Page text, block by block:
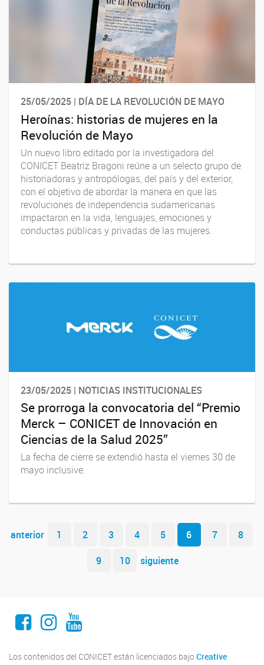
25/05/2025 | DÍA DE LA REVOLUCIÓN DE MAYO
Heroínas: historias de mujeres en la
Revolución de Mayo
Un nuevo libro editado por la investigadora del
CONICET Beatriz Bragoni reúne a un selecto grupo de
historiadoras y antropólogas, del país y del exterior,
con el objetivo de abordar la manera en que las
revoluciones de independencia sudamericanas
impactaron en la vida, lenguajes, emociones y
conductas públicas y privadas de las mujeres.
23/05/2025 | NOTICIAS INSTITUCIONALES
Se prorroga la convocatoria del “Premio
Merck – CONICET de Innovación en
Ciencias de la Salud 2025”
La fecha de cierre se extendió hasta el viernes 30 de
mayo inclusive.
Navegador de artículos
anterior 1 2 3 4 5 6 7
8
9
10 siguiente
Facebook
Instagram
Youtube
Los contenidos del CONICET están licenciados bajo Creative